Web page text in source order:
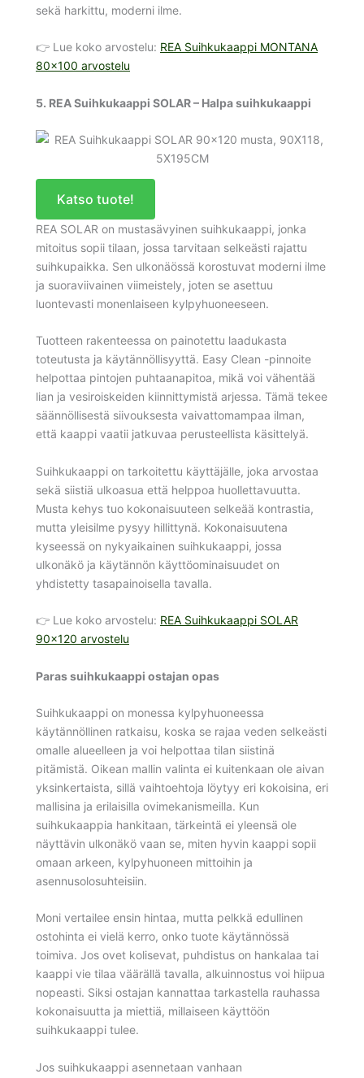
sekä harkittu, moderni ilme.
👉 Lue koko arvostelu: REA Suihkukaappi MONTANA
80×100 arvostelu
5. REA Suihkukaappi SOLAR – Halpa suihkukaappi
Katso tuote!
REA SOLAR on mustasävyinen suihkukaappi, jonka
mitoitus sopii tilaan, jossa tarvitaan selkeästi rajattu
suihkupaikka. Sen ulkonäössä korostuvat moderni ilme
ja suoraviivainen viimeistely, joten se asettuu
luontevasti monenlaiseen kylpyhuoneeseen.
Tuotteen rakenteessa on painotettu laadukasta
toteutusta ja käytännöllisyyttä. Easy Clean -pinnoite
helpottaa pintojen puhtaanapitoa, mikä voi vähentää
lian ja vesiroiskeiden kiinnittymistä arjessa. Tämä tekee
säännöllisestä siivouksesta vaivattomampaa ilman,
että kaappi vaatii jatkuvaa perusteellista käsittelyä.
Suihkukaappi on tarkoitettu käyttäjälle, joka arvostaa
sekä siistiä ulkoasua että helppoa huollettavuutta.
Musta kehys tuo kokonaisuuteen selkeää kontrastia,
mutta yleisilme pysyy hillittynä. Kokonaisuutena
kyseessä on nykyaikainen suihkukaappi, jossa
ulkonäkö ja käytännön käyttöominaisuudet on
yhdistetty tasapainoisella tavalla.
👉 Lue koko arvostelu: REA Suihkukaappi SOLAR
90×120 arvostelu
Paras suihkukaappi ostajan opas
Suihkukaappi on monessa kylpyhuoneessa
käytännöllinen ratkaisu, koska se rajaa veden selkeästi
omalle alueelleen ja voi helpottaa tilan siistinä
pitämistä. Oikean mallin valinta ei kuitenkaan ole aivan
yksinkertaista, sillä vaihtoehtoja löytyy eri kokoisina, eri
mallisina ja erilaisilla ovimekanismeilla. Kun
suihkukaappia hankitaan, tärkeintä ei yleensä ole
näyttävin ulkonäkö vaan se, miten hyvin kaappi sopii
omaan arkeen, kylpyhuoneen mittoihin ja
asennusolosuhteisiin.
Moni vertailee ensin hintaa, mutta pelkkä edullinen
ostohinta ei vielä kerro, onko tuote käytännössä
toimiva. Jos ovet kolisevat, puhdistus on hankalaa tai
kaappi vie tilaa väärällä tavalla, alkuinnostus voi hiipua
nopeasti. Siksi ostajan kannattaa tarkastella rauhassa
kokonaisuutta ja miettiä, millaiseen käyttöön
suihkukaappi tulee.
Jos suihkukaappi asennetaan vanhaan